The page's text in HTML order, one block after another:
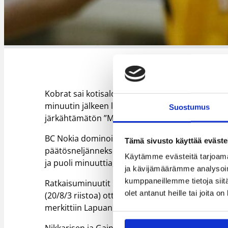
Suostumus
Tämä sivusto käyttää
Käytämme evästeitä
ja kävijämäärämme
kumppaneillemme tietoja
olet antanut heille tai joita
Kobrat sai kotisalossaan lentävän lähdön
minuutin jälkeen lukemissa 10–0 ennen kuin
järkähtämätön ”Majuri” Antero Lehto, joka
BC Nokia dominoi pelitapahtumia kolmannen
päätösneljänneksen alkua. Kobrat tiivisti
ja puoli minuuttia, BC Nokia johti kutkuttavasti
Ratkaisuminuutit kuuluivat kuitenkin
(20/8/3 riistoa) ottivat reppuselkäänsä Kobrat,
merkittiin Lapuan urheilutalon tulostaululle